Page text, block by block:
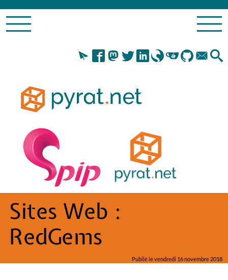
Sites Web :
RedGems
Publié le vendredi 16 novembre 2018